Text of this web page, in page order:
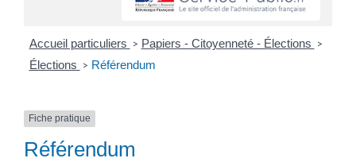
Accueil particuliers > Papiers - Citoyenneté - Élections >
Élections > Référendum
Fiche pratique
Référendum